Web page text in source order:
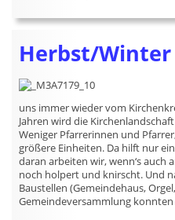
Herbst/Winter
uns immer wieder vom
Jahren wird die
Weniger Pfarrerinnen und
größere Einheiten. Da hilft nur
daran arbeiten wir, wenn‘s auch
noch holpert und knirscht. Und
Baustellen (Gemeindehaus,
Gemeindeversammlung